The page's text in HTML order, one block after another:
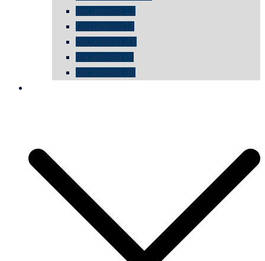
documenta 12
Documenta11
documenta dX
documenta IX
documenta d8